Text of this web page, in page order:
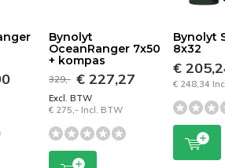
Bynolyt
OceanRanger 7x50
+ kompas
329,- € 227,27
Excl. BTW
€ 275,- Incl. BTW
Bynolyt
8x32
€
€ 248,34